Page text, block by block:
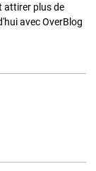
attirer plus de
avec OverBlog